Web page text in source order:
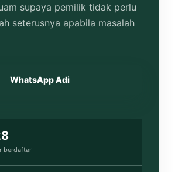
supaya pemilik tidak perlu
seterusnya apabila masalah
WhatsApp Adi
berdaftar